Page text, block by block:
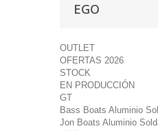
EGO
OUTLET
OFERTAS 2026
STOCK
EN PRODUCCIÓN
GT
Bass Boats Aluminio
Jon Boats Aluminio